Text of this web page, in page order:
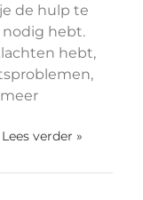
de hulp te
nodig hebt.
hebt,
verder »